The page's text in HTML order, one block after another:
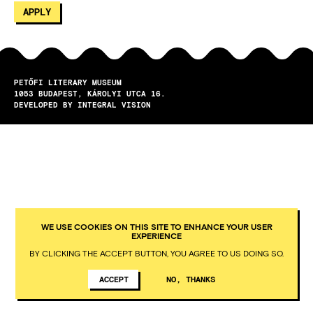
PETŐFI LITERARY MUSEUM
1053
BUDAPEST
KÁROLYI UTCA 16.
DEVELOPED BY INTEGRAL VISION
WE USE COOKIES ON THIS SITE TO ENHANCE YOUR USER
EXPERIENCE
BY CLICKING THE ACCEPT BUTTON, YOU AGREE TO US DOING SO.
ACCEPT NO, THANKS